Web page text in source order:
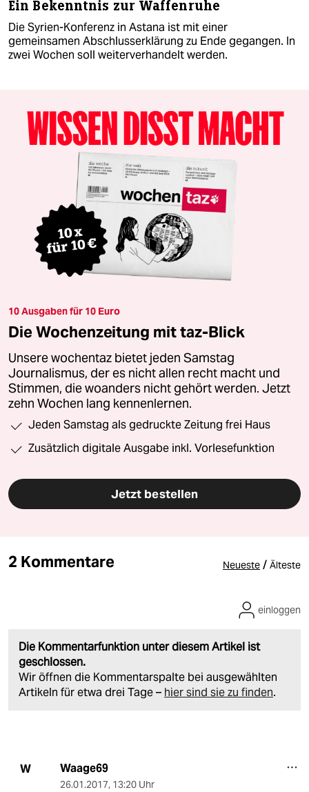
Ein Bekenntnis zur Waffenruhe
Die Syrien-Konferenz in Astana ist mit einer
gemeinsamen Abschlusserklärung zu Ende gegangen. In
zwei Wochen soll weiterverhandelt werden.
10 Ausgaben für 10 Euro
Die Wochenzeitung mit taz-Blick
Unsere wochentaz bietet jeden Samstag
Journalismus, der es nicht allen recht macht und
Stimmen, die woanders nicht gehört werden. Jetzt
zehn Wochen lang kennenlernen.
Jeden Samstag als gedruckte Zeitung frei Haus
Zusätzlich digitale Ausgabe inkl. Vorlesefunktion
Jetzt bestellen
2 Kommentare Neueste / Älteste
Die Kommentarfunktion unter diesem Artikel ist
geschlossen.
Wir öffnen die Kommentarspalte bei ausgewählten
Artikeln für etwa drei Tage – hier sind sie zu finden.
einloggen
W Waage69
26.01.2017, 13:20 Uhr